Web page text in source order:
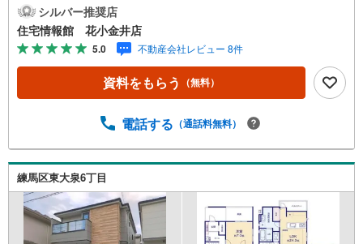
さい。【営業時間 10:00～19:00 火曜・水曜（祝日の場
合は営業いたします）】「資料請求」「内覧」のお問い合
わせは上記時間内ですとスムーズにご対応が可能です。ス
タッフ一同お客様のお問合せをお待ちしております。【住
宅ローン相談会】開催中無理のない住宅ローンの試算やご
購入の際にかかる諸費用の概算も行っております。しっか
気軽にご相談ください。お客様第一主義をモット-にお引越
実に努めさせて頂きます。住宅情報館にお越し頂けたら、
物件のご紹介だけではなく、お住まいの疑問、不安、お家
の事ならなんでもご相談いただけます。お客様の要望をお
伺いしながら誠心誠意、全力でサポートさせて頂きます。
お客様一人一人に合わせたライフプランのご提案をさせて
いただきます。お気軽にご相談ください。
シルバー推奨店
住宅情報館 花小金井店
5.0 不動産会社レビュー 8件
資料をもらう （無料）
電話する （通話料無料）
練馬区東大泉6丁目